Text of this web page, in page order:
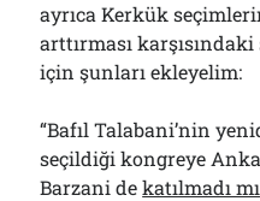
ayrıca Kerkük
arttırması karşısındaki
için şunları ekleyelim:
“Bafıl Talabani’nin
seçildiği kongreye
Barzani dekatılmadı mı